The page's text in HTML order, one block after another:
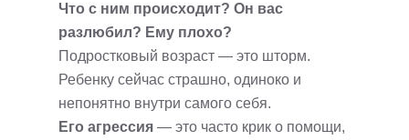
Что с ним происходит? Он вас
разлюбил? Ему плохо?
Подростковый возраст — это шторм.
Ребенку сейчас страшно, одиноко и
непонятно внутри самого себя.
Его агрессия — это часто крик о помощи,